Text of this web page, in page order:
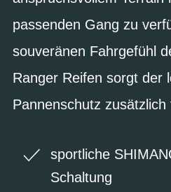
passenden Gang zu
souveränen Fahrgefühl
Ranger Reifen sorgt der
Pannenschutz
sportliche
Schaltung